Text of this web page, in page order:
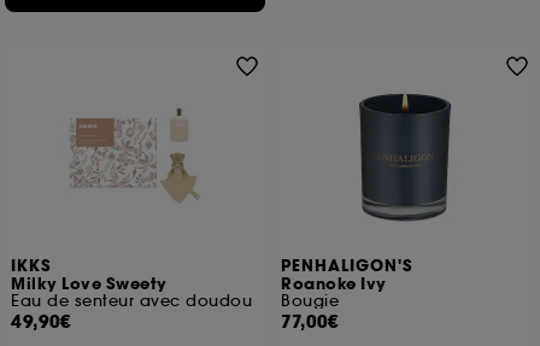
IKKS
Milky Love Sweety
Eau de senteur avec doudou
49,90€
PENHALIGON'S
Roanoke Ivy
Bougie
77,00€